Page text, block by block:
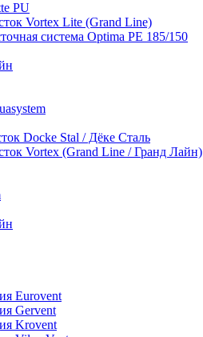
PU
Vortex Lite (Grand Line)
система Optima PE 185/150
Docke Stal / Дёке Сталь
Vortex (Grand Line / Гранд Лайн)
Eurovent
Gervent
Krovent